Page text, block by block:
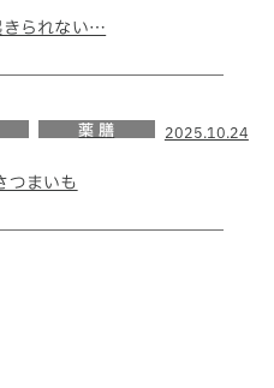
きられない…
薬 膳 2025.10.24
つまいも